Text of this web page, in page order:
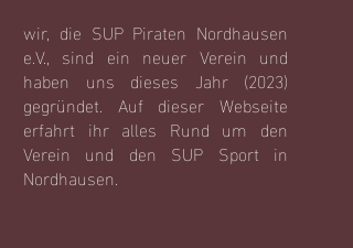
wir, die SUP Piraten Nordhausen
e.V., sind ein neuer Verein und
haben uns dieses Jahr (2023)
gegründet. Auf dieser Webseite
erfahrt ihr alles Rund um den
Verein und den SUP Sport in
Nordhausen.